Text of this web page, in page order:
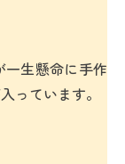
生懸命に手作
っています。